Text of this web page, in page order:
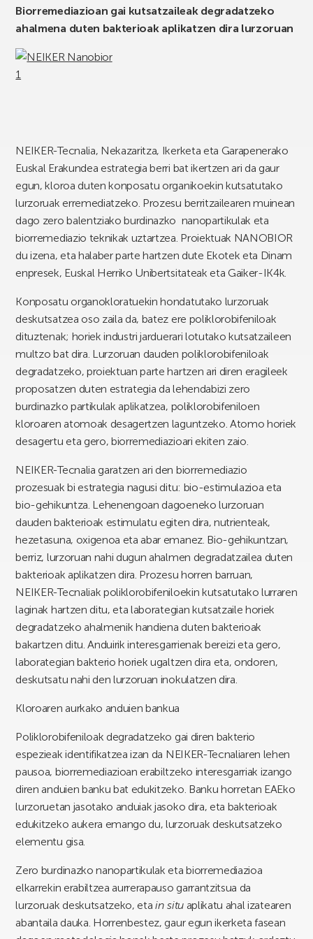
Biorremediazioan gai kutsatzaileak degradatzeko
ahalmena duten bakterioak aplikatzen dira lurzoruan
NEIKER-Tecnalia, Nekazaritza, Ikerketa eta Garapenerako
Euskal Erakundea estrategia berri bat ikertzen ari da gaur
egun, kloroa duten konposatu organikoekin kutsatutako
lurzoruak erremediatzeko. Prozesu berritzailearen muinean
dago zero balentziako burdinazko nanopartikulak eta
biorremediazio teknikak uztartzea. Proiektuak NANOBIOR
du izena, eta halaber parte hartzen dute Ekotek eta Dinam
enpresek, Euskal Herriko Unibertsitateak eta Gaiker-IK4k.
Konposatu organokloratuekin hondatutako lurzoruak
deskutsatzea oso zaila da, batez ere poliklorobifeniloak
dituztenak; horiek industri jarduerari lotutako kutsatzaileen
multzo bat dira. Lurzoruan dauden poliklorobifeniloak
degradatzeko, proiektuan parte hartzen ari diren eragileek
proposatzen duten estrategia da lehendabizi zero
burdinazko partikulak aplikatzea, poliklorobifeniloen
kloroaren atomoak desagertzen laguntzeko. Atomo horiek
desagertu eta gero, biorremediazioari ekiten zaio.
NEIKER-Tecnalia garatzen ari den biorremediazio
prozesuak bi estrategia nagusi ditu: bio-estimulazioa eta
bio-gehikuntza. Lehenengoan dagoeneko lurzoruan
dauden bakterioak estimulatu egiten dira, nutrienteak,
hezetasuna, oxigenoa eta abar emanez. Bio-gehikuntzan,
berriz, lurzoruan nahi dugun ahalmen degradatzailea duten
bakterioak aplikatzen dira. Prozesu horren barruan,
NEIKER-Tecnaliak poliklorobifeniloekin kutsatutako lurraren
laginak hartzen ditu, eta laborategian kutsatzaile horiek
degradatzeko ahalmenik handiena duten bakterioak
bakartzen ditu. Anduirik interesgarrienak bereizi eta gero,
laborategian bakterio horiek ugaltzen dira eta, ondoren,
deskutsatu nahi den lurzoruan inokulatzen dira.
Kloroaren aurkako anduien bankua
Poliklorobifeniloak degradatzeko gai diren bakterio
espezieak identifikatzea izan da NEIKER-Tecnaliaren lehen
pausoa, biorremediazioan erabiltzeko interesgarriak izango
diren anduien banku bat edukitzeko. Banku horretan EAEko
lurzoruetan jasotako anduiak jasoko dira, eta bakterioak
edukitzeko aukera emango du, lurzoruak deskutsatzeko
elementu gisa.
Zero burdinazko nanopartikulak eta biorremediazioa
elkarrekin erabiltzea aurrerapauso garrantzitsua da
lurzoruak deskutsatzeko, etain situ aplikatu ahal izatearen
abantaila dauka. Horrenbestez, gaur egun ikerketa fasean